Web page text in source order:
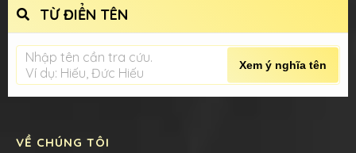
TỪ ĐIỂN TÊN
Nhập tên cần tra cứu.
Ví dụ: Hiếu, Đức Hiếu
Xem ý nghĩa tên
VỀ CHÚNG TÔI